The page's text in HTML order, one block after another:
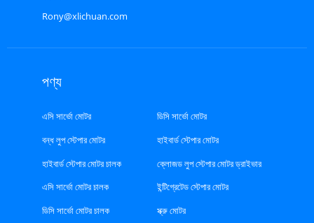
Rony@xlichuan.com
পণ্য
এসি সার্ভো মোটর
ডিসি সার্ভো মোটর
বন্ধ লুপ স্টেপার মোটর
হাইবার্ড স্টেপার মোটর
হাইবার্ড স্টেপার মোটর চালক
ক্লোজড লুপ স্টেপার মোটর ড্রাইভার
এসি সার্ভো মোটর চালক
ইন্টিগ্রেটেড স্টেপার মোটর
ডিসি সার্ভো মোটর চালক
স্ক্রু মোটর